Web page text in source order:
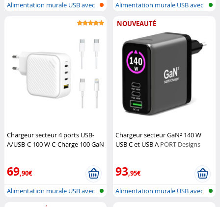
Alimentation murale USB avec
Alimentation murale USB avec
Chargeur secteur 4 ports USB-
A/USB-C 100 W C-Charge 100 GaN
69,90€
Alimentation murale USB avec
NOUVEAUTÉ
Chargeur secteur GaN² 140 W
USB C et USB A PORT Designs
93,95€
Alimentation murale USB avec